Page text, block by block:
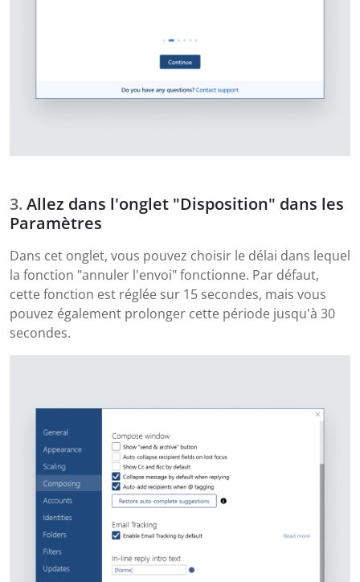
Allez dans l'onglet "Disposition" dans les
Paramètres
Dans cet onglet, vous pouvez choisir le délai dans lequel
la fonction "annuler l'envoi" fonctionne. Par défaut,
cette fonction est réglée sur 15 secondes, mais vous
pouvez également prolonger cette période jusqu'à 30
secondes.